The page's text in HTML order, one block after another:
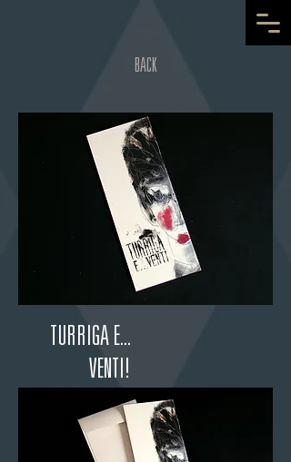
TURRIGA E...
VENTI!
BACK